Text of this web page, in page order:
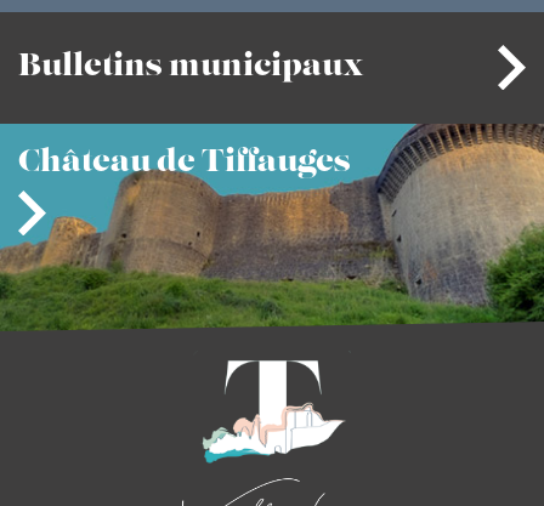
Bulletins municipaux
Châteaude Tiffauges